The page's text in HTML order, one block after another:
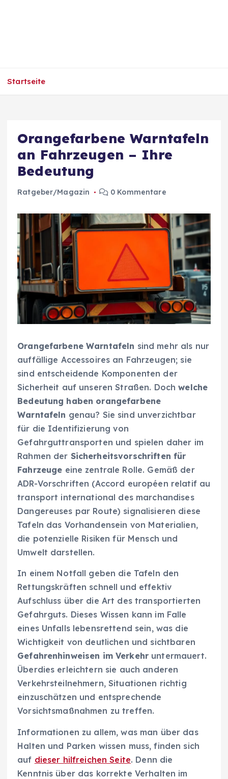
Startseite
Orangefarbene Warntafeln
an Fahrzeugen – Ihre
Bedeutung
Ratgeber/Magazin 0 Kommentare
Orangefarbene Warntafeln sind mehr als nur
auffällige Accessoires an Fahrzeugen; sie
sind entscheidende Komponenten der
Sicherheit auf unseren Straßen. Dochwelche
Bedeutung haben orangefarbene
Warntafeln genau? Sie sind unverzichtbar
für die Identifizierung von
Gefahrguttransporten und spielen daher im
Rahmen der Sicherheitsvorschriften für
Fahrzeuge eine zentrale Rolle. Gemäß der
ADR-Vorschriften (Accord européen relatif au
transport international des marchandises
Dangereuses par Route) signalisieren diese
Tafeln das Vorhandensein von Materialien,
die potenzielle Risiken für Mensch und
Umwelt darstellen.
In einem Notfall geben die Tafeln den
Rettungskräften schnell und effektiv
Aufschluss über die Art des transportierten
Gefahrguts. Dieses Wissen kann im Falle
eines Unfalls lebensrettend sein, was die
Wichtigkeit von deutlichen und sichtbaren
Gefahrenhinweisen im Verkehr untermauert.
Überdies erleichtern sie auch anderen
Verkehrsteilnehmern, Situationen richtig
einzuschätzen und entsprechende
Vorsichtsmaßnahmen zu treffen.
Informationen zu allem, was man über das
Halten und Parken wissen muss, finden sich
auf dieser hilfreichen Seite. Denn die
Kenntnis über das korrekte Verhalten im